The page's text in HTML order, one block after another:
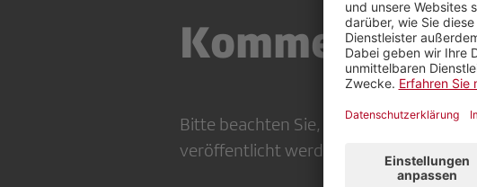
Kommentar
Bitte beachten Sie, dass Ihr
veröffentlicht werden kann